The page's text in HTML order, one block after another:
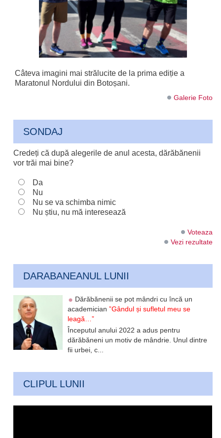
Câteva imagini mai strălucite de la prima ediție a
Maratonul Nordului din Botoșani.
Galerie Foto
SONDAJ
Credeți că după alegerile de anul acesta, dărăbănenii
vor trăi mai bine?
Da
Nu
Nu se va schimba nimic
Nu știu, nu mă interesează
Voteaza
Vezi rezultate
DARABANEANUL LUNII
Dărăbănenii se pot mândri cu încă un
academician”Gândul și sufletul meu se
leagă…”
Începutul anului 2022 a adus pentru
dărăbăneni un motiv de mândrie. Unul dintre
fii urbei, c...
CLIPUL LUNII